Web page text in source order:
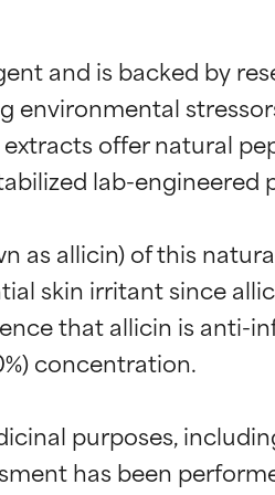
and is backed by
environmental
offer natural
lab-engineered
as allicin) of this
skin irritant since
that allicin is anti-
concentration.
purposes,
has been
actief ingrediënt voor de
actief ingrediënt voor de